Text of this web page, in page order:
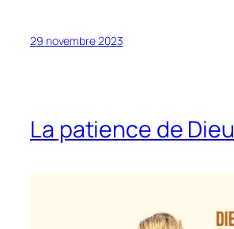
29 novembre 2023
La patience de Dieu